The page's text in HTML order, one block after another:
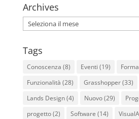
Archives
Archives
Tags
Conoscenza (8) Eventi (19)
Funzionalità (28) Grasshopper(33)
Lands Design(4) Nuovo(29)
progetto(2) Software (14)